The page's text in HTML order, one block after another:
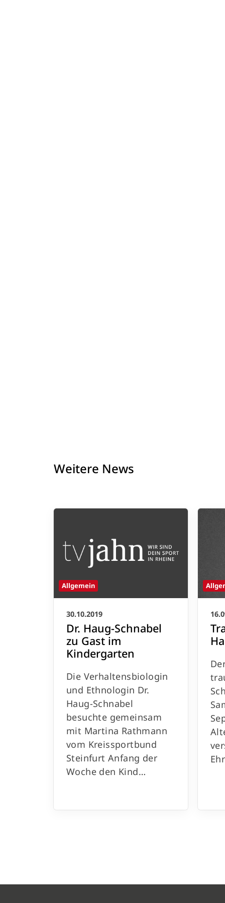
Weitere News
Allgemein
30.10.2019
Dr. Haug-Schnabel
zu Gast im
Kindergarten
Die Verhaltensbiologin
und Ethnologin Dr.
Haug-Schnabel
besuchte gemeinsam
mit Martina Rathmann
vom Kreissportbund
Steinfurt Anfang der
Woche den Kind…